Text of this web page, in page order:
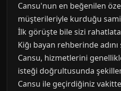
Cansu'nun en beğenilen
müşterileriyle kurduğu
İlk görüşte bile sizi
Kiğı bayan rehberinde
Cansu, hizmetlerini
isteği doğrultusunda
Cansu ile geçirdiğiniz